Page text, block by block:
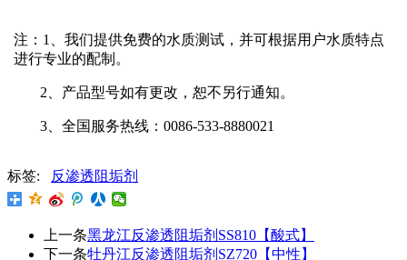
注： 1
、我们提供免费的水质测试，并可根据用户水质特点
进行专业的配制。
2 、产品型号如有更改，恕不另行通知。
3 、全国服务热线： 0086-533-8880021
标签: 反渗透阻垢剂
上一条黑龙江反渗透阻垢剂SS810【酸式】
下一条牡丹江反渗透阻垢剂SZ720【中性】